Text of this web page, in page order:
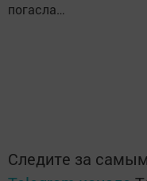
погасла…
Следите за